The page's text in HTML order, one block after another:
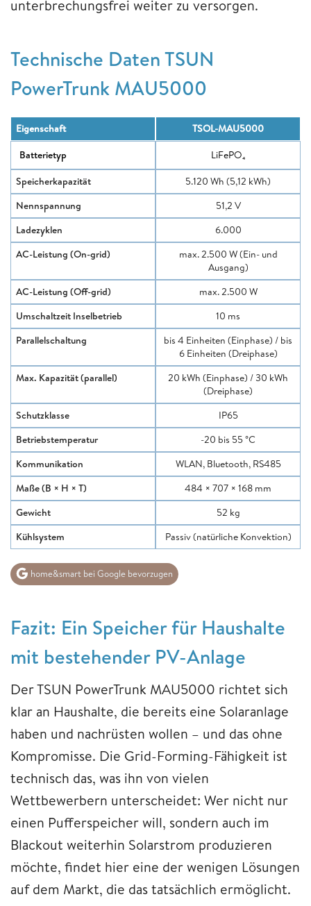
unterbrechungsfrei weiter zu versorgen.
Technische Daten TSUN
PowerTrunk MAU5000
Eigenschaft
TSOL-MAU5000
Batterietyp
LiFePO₄
Speicherkapazität
5.120 Wh (5,12 kWh)
Nennspannung
51,2 V
Ladezyklen
6.000
AC-Leistung (On-grid)
max. 2.500 W (Ein- und
Ausgang)
AC-Leistung (Off-grid)
max. 2.500 W
Umschaltzeit Inselbetrieb
10 ms
Parallelschaltung
bis 4 Einheiten (Einphase) / bis
6 Einheiten (Dreiphase)
Max. Kapazität (parallel)
20 kWh (Einphase) / 30 kWh
(Dreiphase)
Schutzklasse
IP65
Betriebstemperatur
-20 bis 55 °C
Kommunikation
WLAN, Bluetooth, RS485
Maße (B × H × T)
484 × 707 × 168 mm
Gewicht
52 kg
Kühlsystem
Passiv (natürliche Konvektion)
home&smart bei Google bevorzugen
Fazit: Ein Speicher für Haushalte
mit bestehender PV-Anlage
Der TSUN PowerTrunk MAU5000 richtet sich
klar an Haushalte, die bereits eine Solaranlage
haben und nachrüsten wollen – und das ohne
Kompromisse. Die Grid-Forming-Fähigkeit ist
technisch das, was ihn von vielen
Wettbewerbern unterscheidet: Wer nicht nur
einen Pufferspeicher will, sondern auch im
Blackout weiterhin Solarstrom produzieren
möchte, findet hier eine der wenigen Lösungen
auf dem Markt, die das tatsächlich ermöglicht.